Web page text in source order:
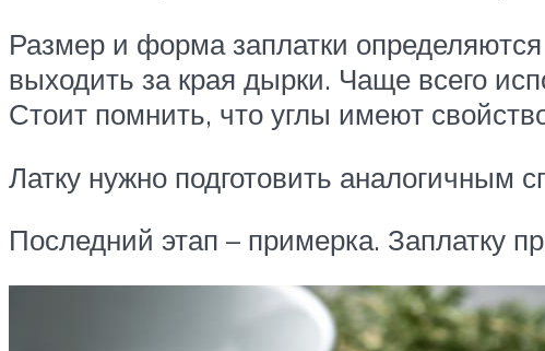
Размер и форма заплатки
выходить за края дырки. Чаще всего
Стоит помнить, что углы имеют
Латку нужно подготовить аналогичным
Последний этап – примерка. Заплатку